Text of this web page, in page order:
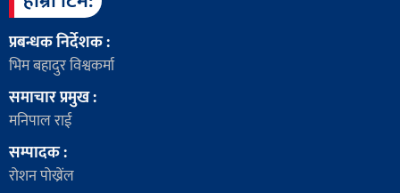
प्रबन्धक निर्देशक :
भिम बहादुर विश्वकर्मा
समाचार प्रमुख :
मनिपाल राई
सम्पादक :
रोशन पोख्रेंल